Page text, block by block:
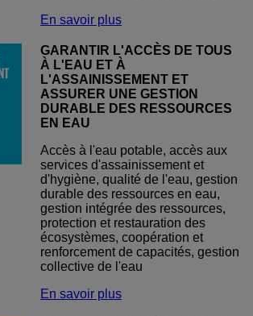
En savoir plus
GARANTIR L'ACCÈS DE TOUS
À L'EAU ET À
L'ASSAINISSEMENT ET
ASSURER UNE GESTION
DURABLE DES RESSOURCES
EN EAU
Accès à l'eau potable, accès aux
services d'assainissement et
d'hygiène, qualité de l'eau, gestion
durable des ressources en eau,
gestion intégrée des ressources,
protection et restauration des
écosystèmes, coopération et
renforcement de capacités, gestion
collective de l'eau
En savoir plus